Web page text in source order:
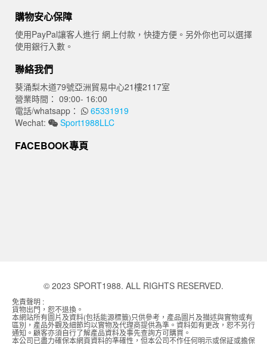
購物安心保障
使用PayPal讓客人進行 網上付款，快捷方便。另外你也可以選擇
使用銀行入數。
聯絡我們
葵涌梨木道79號亞洲貿易中心21樓2117室
營業時間： 09:00- 16:00
電話/whatsapp：
65331919
Wechat:
Sport1988LLC
FACEBOOK專頁
© 2023 SPORT1988. ALL RIGHTS RESERVED.
免責聲明 :
貨物出門，恕不退換。
本網站所有圖片及資料(包括能源標籤)只供參考，產品圖片及描述與實物或有
區別，產品外觀及細節均以實物及代理商提供為準。資料如有更改，恕不另行
通知。顧客亦須自行了解產品資料及事先查詢方可購買。
本公司已盡力確保本網頁資料的準確性，但本公司不作任何明示或保証或擔保